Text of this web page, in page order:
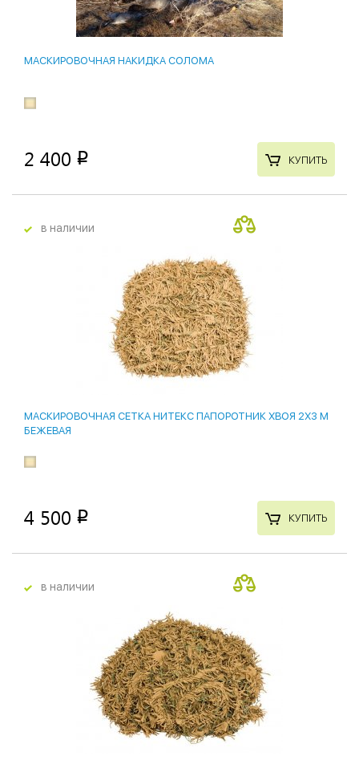
МАСКИРОВОЧНАЯ НАКИДКА СОЛОМА
2 400 p КУПИТЬ
в наличии
МАСКИРОВОЧНАЯ СЕТКА НИТЕКС ПАПОРОТНИК ХВОЯ 2Х3 М
БЕЖЕВАЯ
4 500 p КУПИТЬ
в наличии